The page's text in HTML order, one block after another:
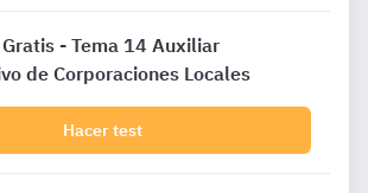
- Tema 14 Auxiliar
de Corporaciones Locales
Hacer test